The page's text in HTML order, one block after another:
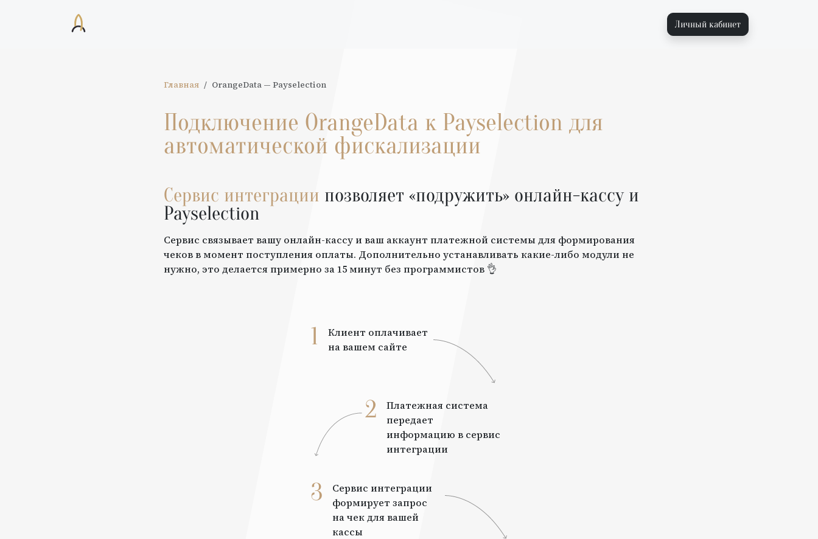
Личный кабинет
Главная OrangeData— Payselection
Подключение OrangeData к Payselection для
автоматической фискализации
Сервис интеграции позволяет «подружить» онлайн-кассу и
Payselection
Сервис связывает вашу онлайн-кассу и ваш аккаунт платежной системы для формирования
чеков в момент поступления оплаты. Дополнительно устанавливать какие-либо модули не
нужно, это делается примерно за 15 минут без программистов 👌
1
Клиент оплачивает
на вашем сайте
2
Платежная система
передает
информацию в сервис
интеграции
3
Сервис интеграции
формирует запрос
на чек для вашей
кассы